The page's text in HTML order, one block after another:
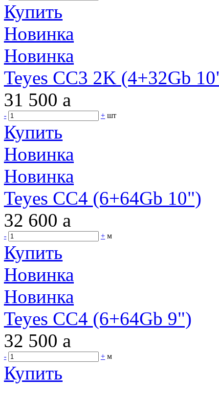
Купить
Новинка
Новинка
Teyes CC3 2K (4+32Gb
31 500 a
- + шт
Купить
Новинка
Новинка
Teyes CC4 (6+64Gb 10")
32 600 a
- + м
Купить
Новинка
Новинка
Teyes CC4 (6+64Gb 9")
32 500 a
- + м
Купить